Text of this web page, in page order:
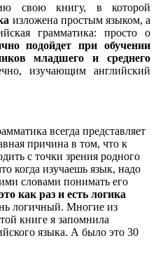
свою книгу, в которой
изложена простым языком, а
грамматика: просто о
подойдет при обучении
младшего и среднего
изучающим английский
всегда представляет
причина в том, что к
с точки зрения родного
когда изучаешь язык, надо
словами понимать его
как раз и есть логика
логичный. Многие из
книге я запомнила
языка. А было это 30